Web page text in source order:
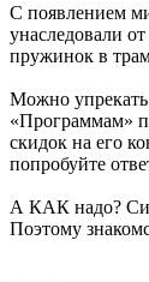
С появлением
унаследовали
пружинок в
Можно упрекать
«Программам»
скидок на его
попробуйте
А КАК надо?
Поэтому